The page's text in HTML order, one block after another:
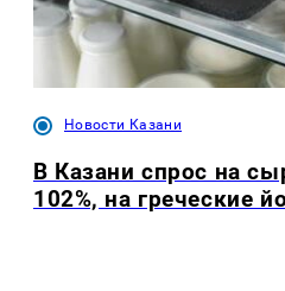
Новости Казани
В Казани спрос на
102%, на греческие